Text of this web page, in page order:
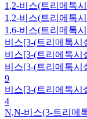
1,2-비스(트리메톡
1,2-비스(트리에톡
1,6-비스(트리메톡
비스[3-(트리메톡시
비스[3-(트리에톡시
비스[3-(트리메톡시
9
비스[3-(트리에톡시
4
N,N-비스(3-트리메